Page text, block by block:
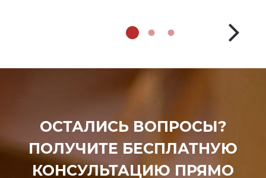
ОСТАЛИСЬ ВОПРОСЫ?
ПОЛУЧИТЕ БЕСПЛАТНУЮ
КОНСУЛЬТАЦИЮ ПРЯМО